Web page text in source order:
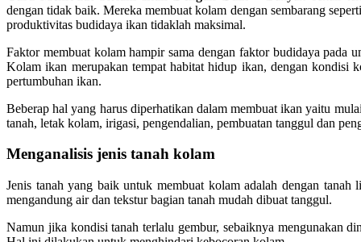
dengan tidak baik. Mereka membuat kolam dengan sembarang
produktivitas budidaya ikan tidaklah maksimal.
Faktor membuat kolam hampir sama dengan faktor budidaya pada
Kolam ikan merupakan tempat habitat hidup ikan, dengan kondisi
pertumbuhan ikan.
Beberap hal yang harus diperhatikan dalam membuat ikan yaitu
tanah, letak kolam, irigasi, pengendalian, pembuatan tanggul dan
Menganalisis jenis tanah kolam
Jenis tanah yang baik untuk membuat kolam adalah dengan tanah
mengandung air dan tekstur bagian tanah mudah dibuat tanggul.
Namun jika kondisi tanah terlalu gembur, sebaiknya mengunakan